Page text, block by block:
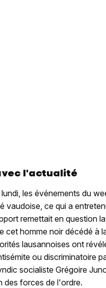
l'actualité
les événements du
vaudoise, ce qui a
remettait en question
cet homme noir décédé à
lausannoises ont
ou discriminatoire
socialiste Grégoire
des forces de l'ordre.